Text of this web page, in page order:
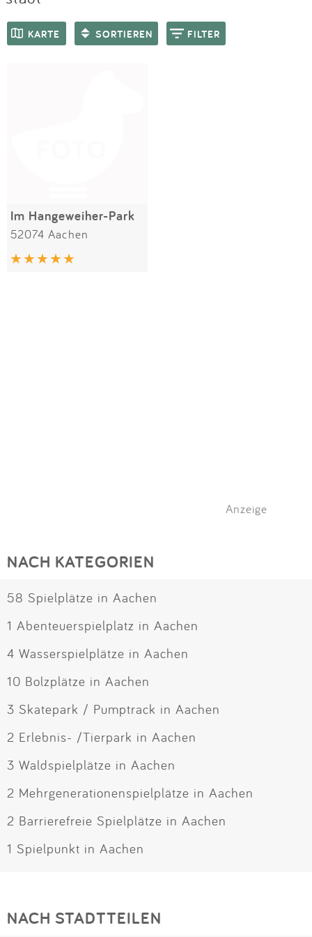
KARTE SORTIEREN FILTER
Im Hangeweiher-Park
52074 Aachen
Anzeige
NACH KATEGORIEN
58 Spielplätze in Aachen
1 Abenteuerspielplatz in Aachen
4 Wasserspielplätze in Aachen
10 Bolzplätze in Aachen
3 Skatepark / Pumptrack in Aachen
2 Erlebnis- /Tierpark in Aachen
3 Waldspielplätze in Aachen
2 Mehrgenerationenspielplätze in Aachen
2 Barrierefreie Spielplätze in Aachen
1 Spielpunkt in Aachen
NACH STADTTEILEN